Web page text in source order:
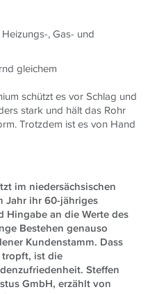
, Gas- und
gleichem
schützt es vor Schlag und
stark und hält das Rohr
Trotzdem ist es von Hand
im niedersächsischen
Jahr ihr 60-jähriges
Hingabe an die Werte des
Bestehen genauso
Kundenstamm. Dass
ist die
Steffen
GmbH, erzählt von